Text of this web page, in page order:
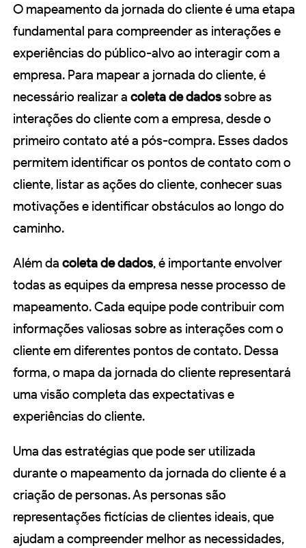
O mapeamento da jornada do cliente é uma etapa
fundamental para compreender as interações e
experiências do público-alvo ao interagir com a
empresa. Para mapear a jornada do cliente, é
necessário realizar a coleta de dadossobre as
interações do cliente com a empresa, desde o
primeiro contato até a pós-compra. Esses dados
permitem identificar os pontos de contato com o
cliente, listar as ações do cliente, conhecer suas
motivações e identificar obstáculos ao longo do
caminho.
Além da coleta de dados, é importante envolver
todas as equipes da empresa nesse processo de
mapeamento. Cada equipe pode contribuir com
informações valiosas sobre as interações com o
cliente em diferentes pontos de contato. Dessa
forma, o mapa da jornada do cliente representará
uma visão completa das expectativas e
experiências do cliente.
Uma das estratégias que pode ser utilizada
durante o mapeamento da jornada do cliente é a
criação de personas. As personas são
representações fictícias de clientes ideais, que
ajudam a compreender melhor as necessidades,